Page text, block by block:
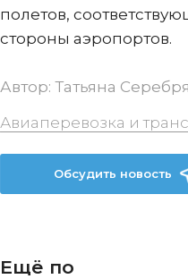
полетов,
стороны аэропортов.
Автор: Татьяна
Авиаперевозка и
Обсудить новость
Ещё по